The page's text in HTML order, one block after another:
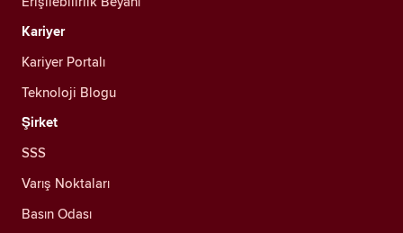
Kariyer
Kariyer Portalı
Teknoloji Blogu
Şirket
SSS
Varış Noktaları
Basın Odası